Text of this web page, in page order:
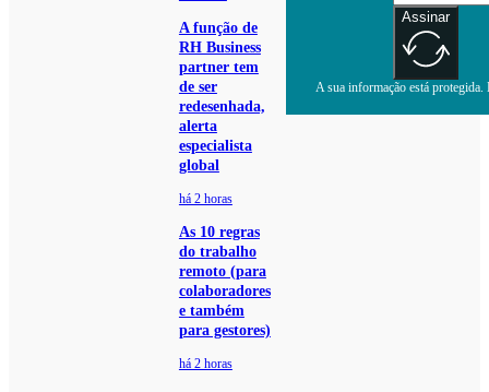
A função de
RH Business
partner tem
de ser
redesenhada,
alerta
especialista
global
há 2 horas
As 10 regras
do trabalho
remoto (para
colaboradores
e também
para gestores)
há 2 horas
Assinar
A sua informação está